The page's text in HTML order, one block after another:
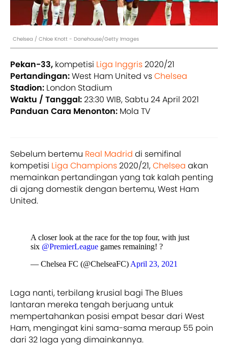
Chelsea / Chloe Knott - Danehouse/Getty Images
Pekan-33, kompetisi Liga Inggris2020/21
Pertandingan:West Ham United vsChelsea
Stadion: London Stadium
Waktu / Tanggal:23:30 WIB, Sabtu 24 April 2021
Panduan Cara Menonton: Mola TV
Sebelum bertemu Real Madrid di semifinal
kompetisi Liga Champions2020/21,Chelsea akan
memainkan pertandingan yang tak kalah penting
di ajang domestik dengan bertemu, West Ham
United.
A closer look at the race for the top four, with just
six @PremierLeague games remaining! ?
— Chelsea FC (@ChelseaFC) April 23, 2021
Laga nanti, terbilang krusial bagi The Blues
lantaran mereka tengah berjuang untuk
mempertahankan posisi empat besar dari West
Ham, mengingat kini sama-sama meraup 55 poin
dari 32 laga yang dimainkannya.